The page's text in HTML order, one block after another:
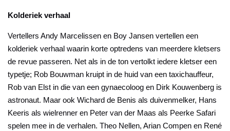
Kolderiek verhaal
Vertellers Andy Marcelissen en Boy Jansen vertellen een
kolderiek verhaal waarin korte optredens van meerdere kletsers
de revue passeren. Net als in de ton vertolkt iedere kletser een
typetje; Rob Bouwman kruipt in de huid van een taxichauffeur,
Rob van Elst in die van een gynaecoloog en Dirk Kouwenberg is
astronaut. Maar ook Wichard de Benis als duivenmelker, Hans
Keeris als wielrenner en Peter van der Maas als Peerke Safari
spelen mee in de verhalen. Theo Nellen, Arian Compen en René